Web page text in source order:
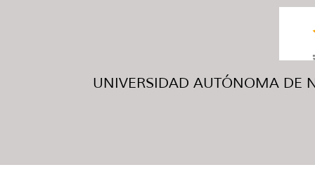
UNIVERSIDAD AUTÓNOMA DE